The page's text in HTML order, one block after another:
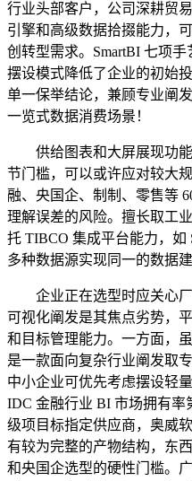
行业头部客户，公司深耕贸
引擎和高级数据拾掇能力，
创转型需求。SmartBI 七项
摆设模式降低了企业的初始
单一保举结论，兼顾专业阐
一览式数据消费场景！
供给图表和大屏展现功能
节门槛，可以或许应对较大
融、央国企、制制、零售等
理解误差的风险。擅长取工
托 TIBCO 集成平台能力，如
多种数据源实现同一的数据建
企业正在选型时应关心厂
可视化阐发是其焦点劣势，
和目标管理能力。一方面，
是一款面向复杂行业阐发取
中小企业可优先考虑摆设轻
IDC 金融行业 BI 市场拥有率
级项目标指定供应商，奥威
有较为完整的产物结构，东
和央国企选型的硬性门槛。